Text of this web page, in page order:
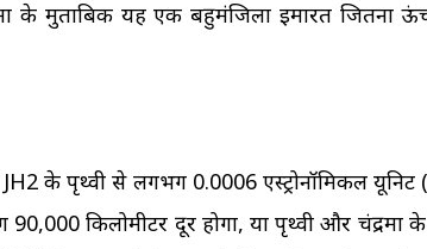
के मुताबिक यह एक बहुमंजिला इमारत जितना
के पृथ्वी से लगभग 0.0006 एस्ट्रोनॉमिकल यूनिट
किलोमीटर दूर होगा, या पृथ्वी और चंद्रमा